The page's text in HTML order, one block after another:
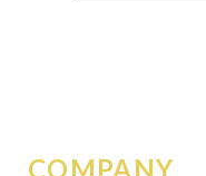
COMPANY